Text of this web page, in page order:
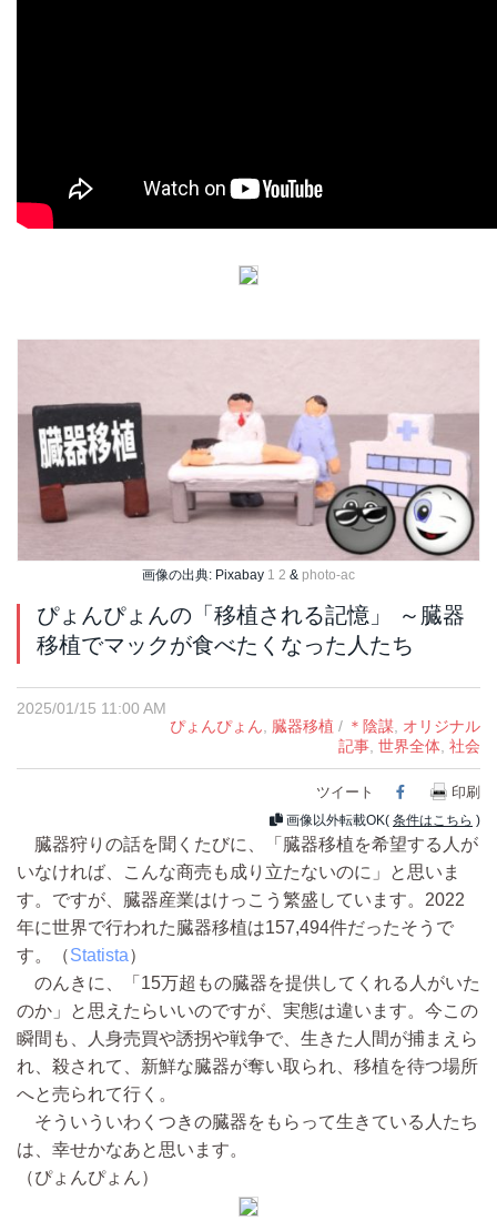
画像の出典: Pixabay 1 2 & photo-ac
ぴょんぴょんの「移植される記憶」 ～臓器
移植でマックが食べたくなった人たち
2025/01/15 11:00 AM
ぴょんぴょん
臓器移植 / ＊陰謀 オリジナル
記事 世界全体 社会
ツイート Facebook
印刷
画像以外転載OK( 条件はこちら )
臓器狩りの話を聞くたびに、「臓器移植を希望する人が
いなければ、こんな商売も成り立たないのに」と思いま
す。ですが、臓器産業はけっこう繁盛しています。2022
年に世界で行われた臓器移植は157,494件だったそうで
す。（Statista）
のんきに、「15万超もの臓器を提供してくれる人がいた
のか」と思えたらいいのですが、実態は違います。今この
瞬間も、人身売買や誘拐や戦争で、生きた人間が捕まえら
れ、殺されて、新鮮な臓器が奪い取られ、移植を待つ場所
へと売られて行く。
そういういわくつきの臓器をもらって生きている人たち
は、幸せかなあと思います。
（ぴょんぴょん）